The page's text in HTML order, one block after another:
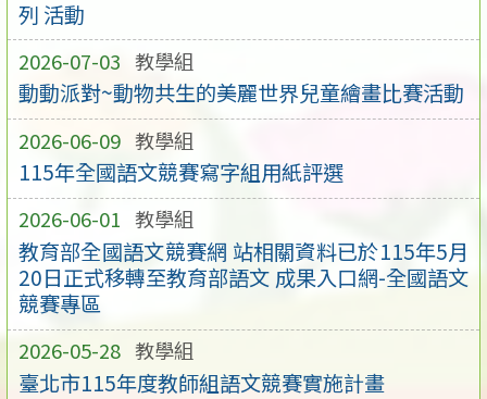
列 活動
2026-07-03 教學組
動動派對~動物共生的美麗世界兒童繪畫比賽活動
2026-06-09 教學組
115年全國語文競賽寫字組用紙評選
2026-06-01 教學組
教育部全國語文競賽網 站相關資料已於115年5月
20日正式移轉至教育部語文 成果入口網-全國語文
競賽專區
2026-05-28 教學組
臺北市115年度教師組語文競賽實施計畫